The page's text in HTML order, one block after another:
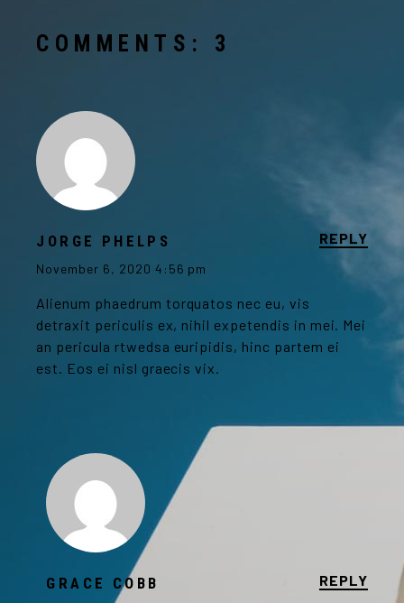
COMMENTS: 3
JORGE PHELPS
November 6, 2020 4:56 pm
Alienum phaedrum torquatos nec eu, vis
detraxit periculis ex, nihil expetendis in mei. Mei
an pericula rtwedsa euripidis, hinc partem ei
est. Eos ei nisl graecis vix.
REPLY
GRACE COBB REPLY